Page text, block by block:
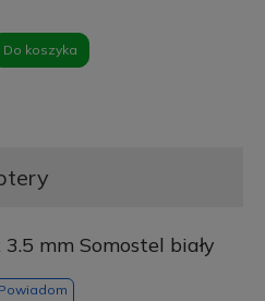
Do koszyka
mm Somostel biały
Powiadom